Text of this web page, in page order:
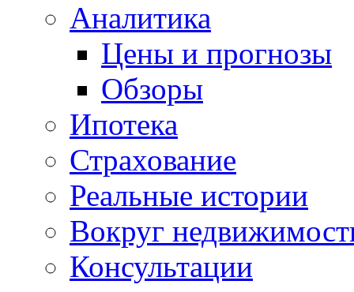
Аналитика
Цены и прогнозы
Обзоры
Ипотека
Страхование
Реальные истории
Вокруг
Консультации